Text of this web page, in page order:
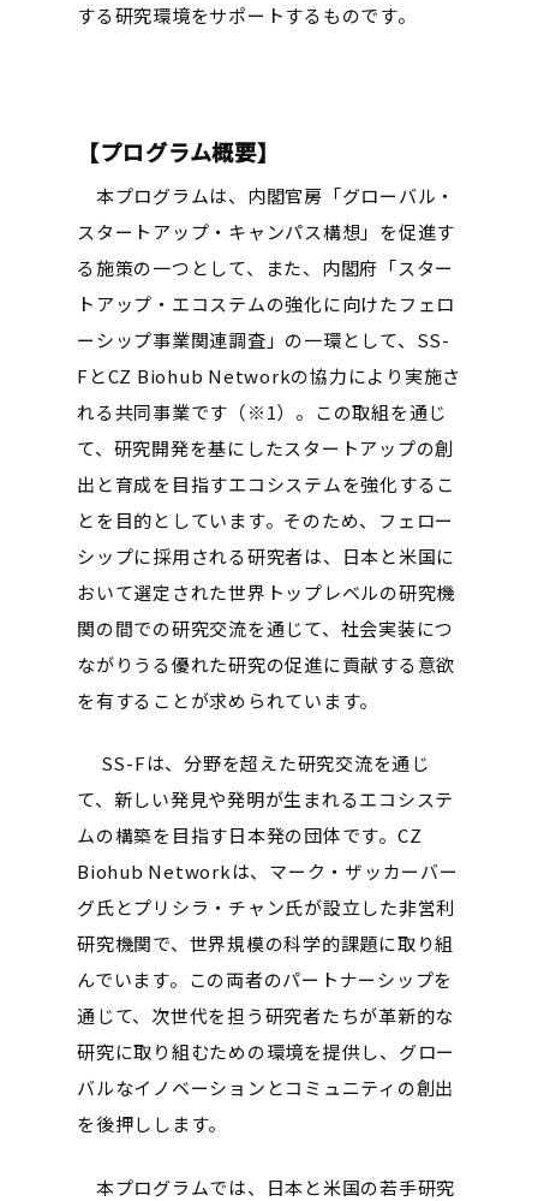
する研究環境をサポートするものです。
【プログラム概要】
本プログラムは、内閣官房「グローバル・
スタートアップ・キャンパス構想」を促進す
る施策の一つとして、また、内閣府「スター
トアップ・エコステムの強化に向けたフェロ
ーシップ事業関連調査」の一環として、SS-
FとCZ Biohub Networkの協力により実施さ
れる共同事業です（※1）。この取組を通じ
て、研究開発を基にしたスタートアップの創
出と育成を目指すエコシステムを強化するこ
とを目的としています。そのため、フェロー
シップに採用される研究者は、日本と米国に
おいて選定された世界トップレベルの研究機
関の間での研究交流を通じて、社会実装につ
ながりうる優れた研究の促進に貢献する意欲
を有することが求められています。
SS-Fは、分野を超えた研究交流を通じ
て、新しい発見や発明が生まれるエコシステ
ムの構築を目指す日本発の団体です。CZ
Biohub Networkは、マーク・ザッカーバー
グ氏とプリシラ・チャン氏が設立した非営利
研究機関で、世界規模の科学的課題に取り組
んでいます。この両者のパートナーシップを
通じて、次世代を担う研究者たちが革新的な
研究に取り組むための環境を提供し、グロー
バルなイノベーションとコミュニティの創出
を後押しします。
本プログラムでは、日本と米国の若手研究